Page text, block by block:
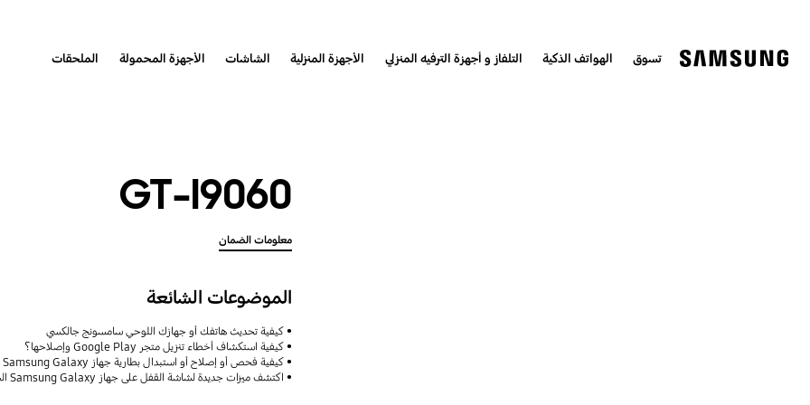
تسوق الهواتف الذكية التلفاز و أجهزة الترفيه المنزلي الأجهزة المنزلية الشاشات الأجهزة المحمولة الملحقات
GT-I9060
معلومات الضمان
الموضوعات الشائعة
كيفية تحديث هاتفك أو جهازك اللوحي سامسونج جالكسي
كيفية استكشاف أخطاء تنزيل متجر Google Play وإصلاحها؟
كيفية فحص أو إصلاح أو استبدال بطارية جهاز Samsung Galaxy
اكتشف ميزات جديدة لشاشة القفل على جهاز Samsung Galaxy الخاص بك